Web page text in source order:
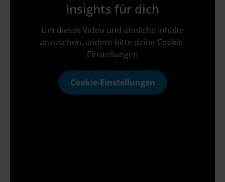
Insights für dich
Um dieses Video und ähnliche Inhalte
anzusehen, ändere bitte deine Cookie-
Einstellungen
Cookie-Einstellungen